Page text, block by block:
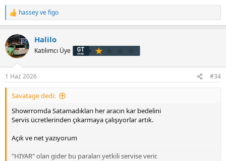
T
e
k
i
l
hasseyvefigo
Halilo
Katılımcı Üye
1 Haz 2026 #34
Savatage dedi:
Showrromda Satamadıkları her aracın kar bedelini
Servis ücretlerinden çıkarmaya çalışıyorlar artık.
Açık ve net yazıyorum
"HIYAR" olan gider bu paraları yetkili servise verir.